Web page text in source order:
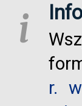
i
r.